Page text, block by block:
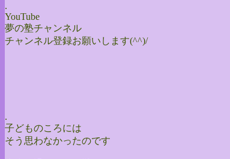
.
YouTube
夢の塾チャンネル
チャンネル登録お願いします(^^)/
.
子どものころには
そう思わなかったのです